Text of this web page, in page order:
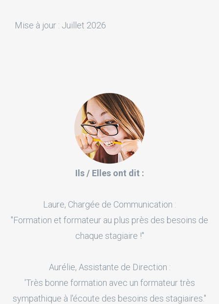
Mise à jour : Juillet 2026
Ils / Elles ont dit :
Laure, Chargée de Communication :
"Formation et formateur au plus près des besoins de
chaque stagiaire !"
Aurélie, Assistante de Direction :
'Très bonne formation avec un formateur très
sympathique à l'écoute des besoins des stagiaires."